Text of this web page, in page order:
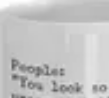
Shopping Accessible